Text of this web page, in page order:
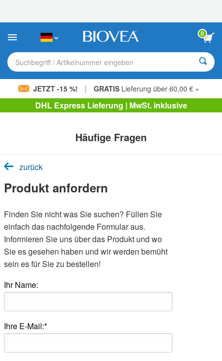
Sie:
Website
ein
Barrierefreiheitssystem.
0
Suchbegriff / Artikelnummer eingeben
JETZT -15 %! | GRATISLieferung über 60,00 € »
DHL Express Lieferung | MwSt. inklusive
Häufige Fragen
zurück
Produkt anfordern
Finden Sie nicht was Sie suchen? Füllen Sie
einfach das nachfolgende Formular aus.
Informieren Sie uns über das Produkt und wo
Sie es gesehen haben und wir werden bemüht
sein es für Sie zu bestellen!
Ihr Name:
Ihre E-Mail:*